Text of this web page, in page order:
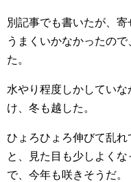
別記事でも書いたが、寄
うまくいかなかったの
た。
水やり程度しかしてい
け、冬も越した。
ひょろひょろ伸びて乱
と、見た目も少しよく
で、今年も咲きそうだ。